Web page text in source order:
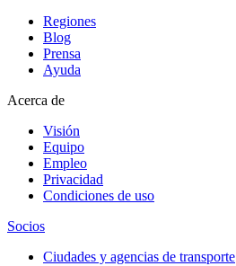
Regiones
Blog
Prensa
Ayuda
Acerca de
Visión
Equipo
Empleo
Privacidad
Condiciones de uso
Socios
Ciudades y agencias de transporte